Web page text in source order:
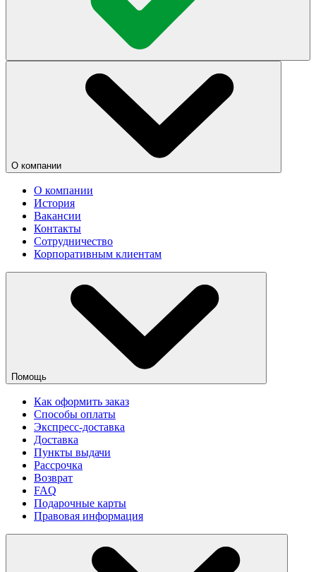
О компании
О компании
История
Вакансии
Контакты
Сотрудничество
Корпоративным клиентам
Помощь
Как оформить заказ
Способы оплаты
Экспресс-доставка
Доставка
Пункты выдачи
Рассрочка
Возврат
FAQ
Подарочные карты
Правовая информация